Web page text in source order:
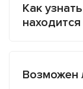
Как
Возможен